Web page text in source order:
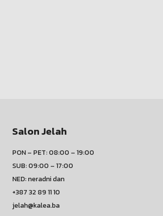
Salon Jelah
PON – PET: 08:00 – 19:00
SUB: 09:00 – 17:00
NED: neradni dan
+387 32 89 11 10
jelah@kalea.ba